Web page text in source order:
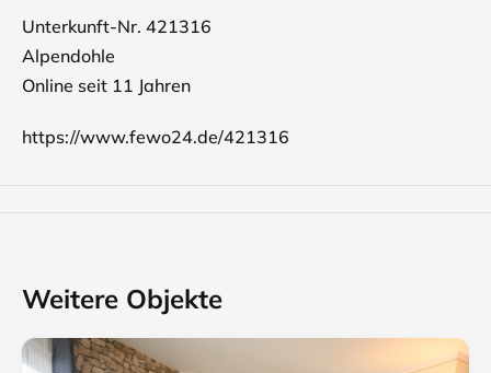
Unterkunft-Nr. 421316
Alpendohle
Online seit 11 Jahren
https://www.fewo24.de/421316
Weitere Objekte